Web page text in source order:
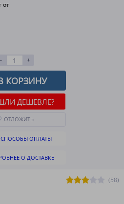
(58)
от
- +
КОРЗИНУ
ДЕШЕВЛЕ?
ОТЛОЖИТЬ
СПОСОБЫ ОПЛАТЫ
О ДОСТАВКЕ